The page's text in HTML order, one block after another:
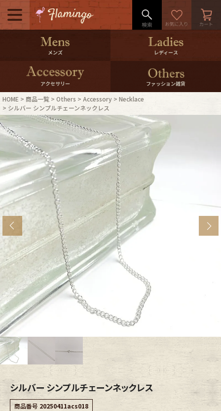
メニュー
500pt＆10％Offクーポンプレゼン
ト
10％0ffクーポンプレゼント
ログイン・会員登録
お気に入り マイページ
ご利用ガイド International Shipping
店舗紹介 特集一覧
ブランドから探す スタッフコーディネート
年代から探す
メンズ商品カテゴリーから探す
Outer
Bottoms
レディース商品カテゴリーから探す
メンズ レディース
アクセサリー ファッション雑貨
HOME 商品一覧 Others Accessory
Necklace
シルバー シンプルチェーンネックレス
シルバー シンプルチェーンネックレス
商品番号 20250411acs018